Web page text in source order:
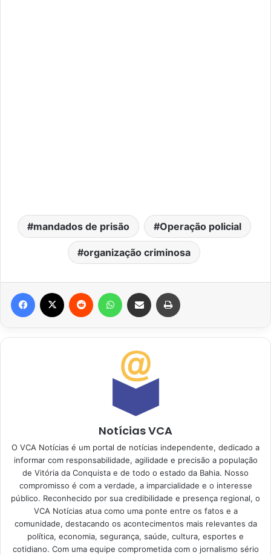
mandados de prisão Operação policial
organização criminosa
Facebook Reddit WhatsAppCompartilhar via e-mail
Notícias VCA
O VCA Notícias é um portal de notícias independente, dedicado a
informar com responsabilidade, agilidade e precisão a população
de Vitória da Conquista e de todo o estado da Bahia. Nosso
compromisso é com a verdade, a imparcialidade e o interesse
público. Reconhecido por sua credibilidade e presença regional, o
VCA Notícias atua como uma ponte entre os fatos e a
comunidade, destacando os acontecimentos mais relevantes da
política, economia, segurança, saúde, cultura, esportes e
cotidiano. Com uma equipe comprometida com o jornalismo sério